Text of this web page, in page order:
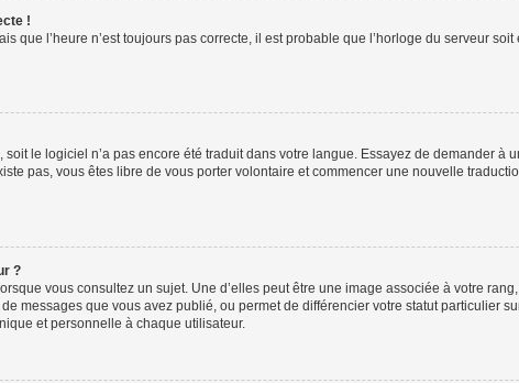
!
que l’heure n’est toujours pas correcte, il est probable que l’horloge du serveur
le logiciel n’a pas encore été traduit dans votre langue. Essayez de demander à
pas, vous êtes libre de vous porter volontaire et commencer une nouvelle
?
vous consultez un sujet. Une d’elles peut être une image associée à votre
messages que vous avez publié, ou permet de différencier votre statut particulier
et personnelle à chaque utilisateur.